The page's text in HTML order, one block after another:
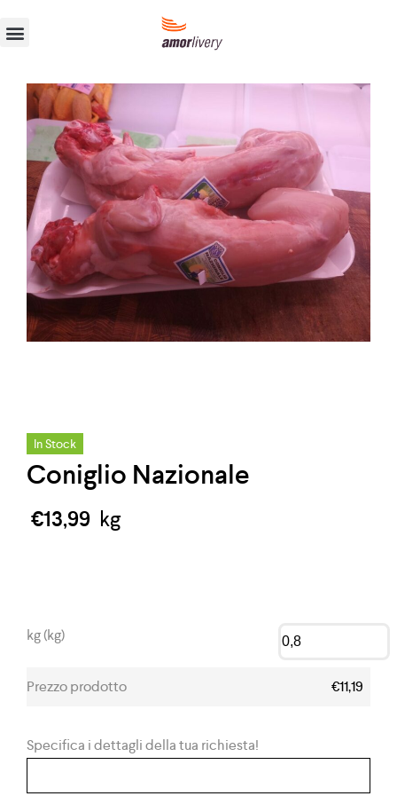
In Stock
Coniglio Nazionale
€13,99 kg
kg (kg)
Prezzo prodotto €11,19
Specifica i dettagli della tua richiesta!